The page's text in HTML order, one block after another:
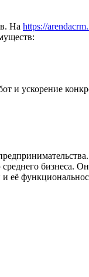
На https://
и ускорение
бизнеса.